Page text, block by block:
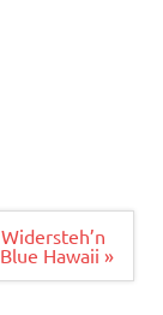
Hawaii »